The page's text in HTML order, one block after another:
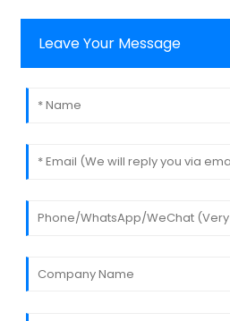
Leave Your Message